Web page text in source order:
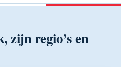
zijn regio’s en